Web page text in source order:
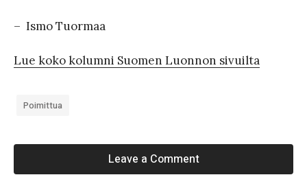
– Ismo Tuormaa
Lue koko kolumni Suomen Luonnon sivuilta
Leave a Comment
Poimittua